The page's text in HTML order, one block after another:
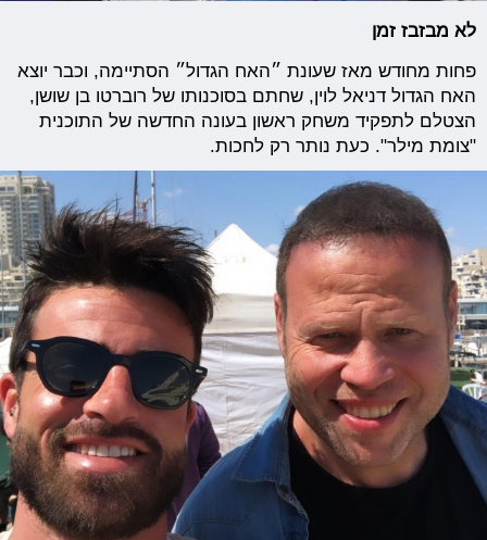
לא מבזבז זמן
פחות מחודש מאז שעונת ״האח הגדול״ הסתיימה, וכבר יוצא
האח הגדול דניאל לוין, שחתם בסוכנותו של רוברטו בן שושן,
הצטלם לתפקיד משחק ראשון בעונה החדשה של התוכנית
"צומת מילר". כעת נותר רק לחכות.